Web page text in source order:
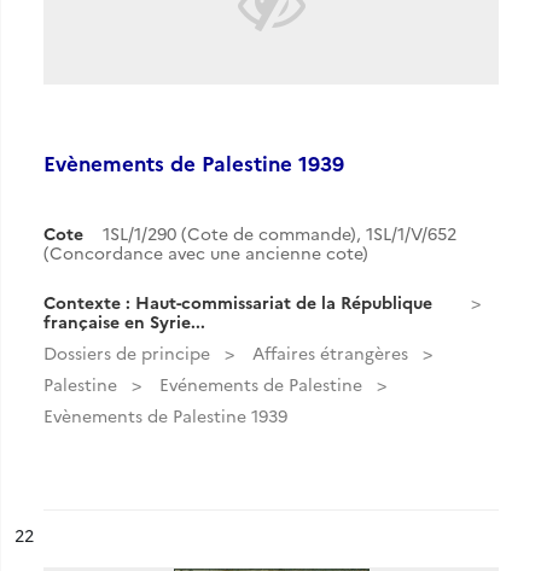
Evènements de Palestine 1939
Cote
1SL/1/290 (Cote de commande), 1SL/1/V/652
(Concordance avec une ancienne cote)
Contexte : Haut-commissariat de la République
française en Syrie...
Dossiers de principe
Affaires étrangères
Palestine
Evénements de Palestine
Evènements de Palestine 1939
n°
22